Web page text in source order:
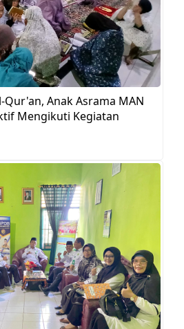
Anak Asrama MAN
Mengikuti Kegiatan